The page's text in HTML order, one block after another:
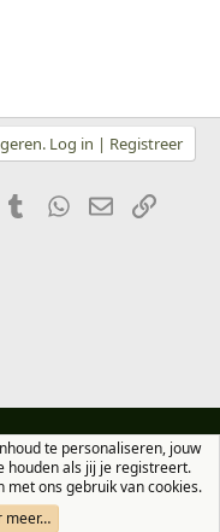
Log in | Registreer
TumblrWhatsApp
E-mail
Help
Ltd.
te personaliseren, jouw
houden als jij je registreert.
ons gebruik van cookies.
meer…